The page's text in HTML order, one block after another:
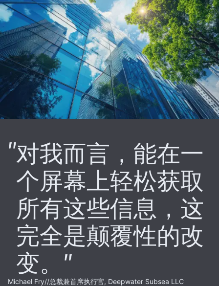
对我而言，能在一
个屏幕上轻松获取
所有这些信息，这
完全是颠覆性的改
变。
Michael Fry//总裁兼首席执行官, Deepwater Subsea LLC